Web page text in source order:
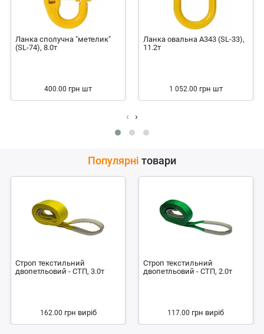
Ланка сполучна "метелик"
(SL-74), 8.0т
400.00 грн шт
Ланка овальна А343 (SL-33),
11.2т
1 052.00 грн шт
‹ ›
Популярні товари
Строп текстильний
двопетльовий - СТП, 3.0т
162.00 грн виріб
Строп текстильний
двопетльовий - СТП, 2.0т
117.00 грн виріб